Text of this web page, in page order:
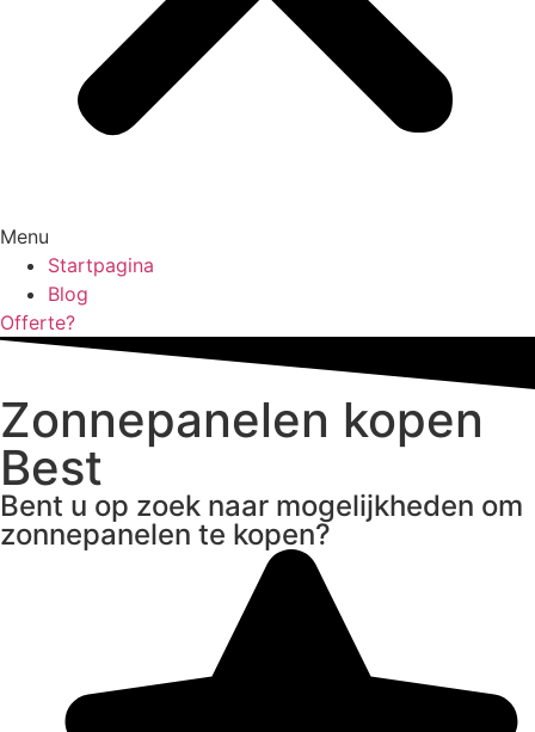
Menu
Startpagina
Blog
Offerte?
Zonnepanelen kopen
Best
Bent u op zoek naar mogelijkheden om
zonnepanelen te kopen?